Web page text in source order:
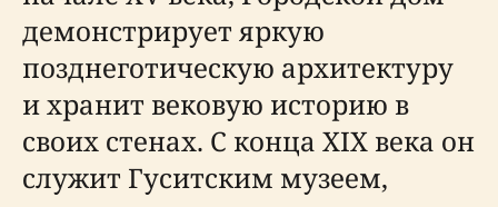
демонстрирует яркую
позднеготическую архитектуру
и хранит вековую историю в
своих стенах. С конца XIX века он
служит Гуситским музеем,